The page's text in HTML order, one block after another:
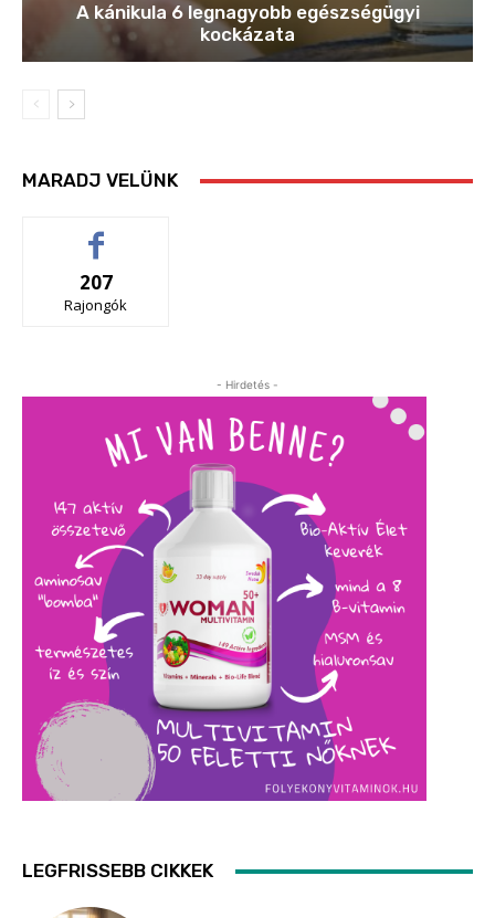
A kánikula 6 legnagyobb egészségügyi
kockázata
MARADJ VELÜNK
207
Rajongók
- Hirdetés -
LEGFRISSEBB CIKKEK